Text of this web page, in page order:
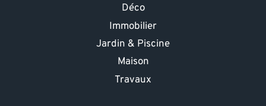
Déco
Immobilier
Jardin & Piscine
Maison
Travaux